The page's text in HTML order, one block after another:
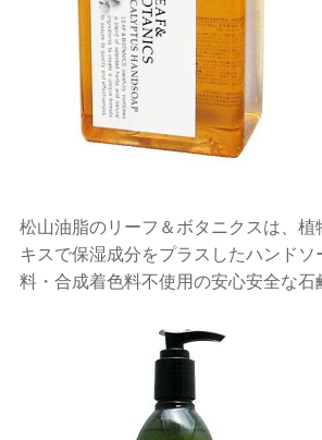
松山油脂のリーフ＆ボタニクスは、
キスで保湿成分をプラスしたハンド
料・合成着色料不使用の安心安全な石